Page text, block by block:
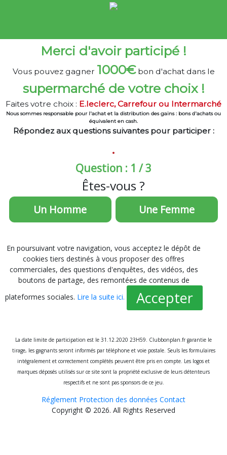
Merci d'avoir participé !
Vous pouvez gagner 1000€bon d'achat dans le
supermarché de votre choix !
Faites votre choix : E.leclerc, Carrefour ou Intermarché
Nous sommes responsable pour l'achat et la distribution des gains : bons d'achats ou
équivalent en cash.
Répondez aux questions suivantes pour participer :
Question : 1 / 3
Êtes-vous ?
Un Homme Une Femme
En poursuivant votre navigation, vous acceptez le dépôt de
cookies tiers destinés à vous proposer des offres
commerciales, des questions d'enquêtes, des vidéos, des
boutons de partage, des remontées de contenus de
plateformes sociales. Lire la suite ici. Accepter
La date limite de participation est le 31.12.2020 23H59. Clubbonplan.fr garantie le
tirage, les gagnants seront informés par téléphone et voie postale. Seuls les formulaires
intégralement et correctement complétés peuvent être pris en compte. Les logos et
marques déposés utilisés sur ce site sont la propriété exclusive de leurs détenteurs
respectifs et ne sont pas sponsors de ce jeu.
Réglement Protection des données Contact
Copyright © 2026. All Rights Reserved